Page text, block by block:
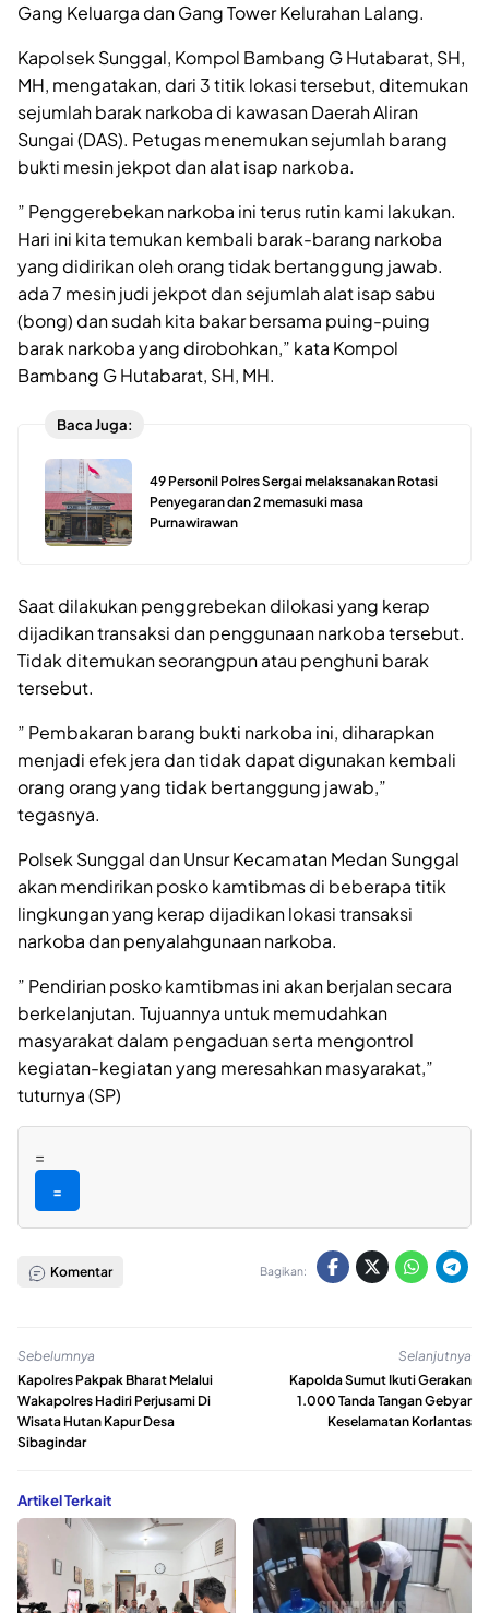
Gang Keluarga dan Gang Tower Kelurahan Lalang.
Kapolsek Sunggal, Kompol Bambang G Hutabarat, SH,
MH, mengatakan, dari 3 titik lokasi tersebut, ditemukan
sejumlah barak narkoba di kawasan Daerah Aliran
Sungai (DAS). Petugas menemukan sejumlah barang
bukti mesin jekpot dan alat isap narkoba.
” Penggerebekan narkoba ini terus rutin kami lakukan.
Hari ini kita temukan kembali barak-barang narkoba
yang didirikan oleh orang tidak bertanggung jawab.
ada 7 mesin judi jekpot dan sejumlah alat isap sabu
(bong) dan sudah kita bakar bersama puing-puing
barak narkoba yang dirobohkan,” kata Kompol
Bambang G Hutabarat, SH, MH.
Baca Juga:
49 Personil Polres Sergai melaksanakan Rotasi
Penyegaran dan 2 memasuki masa
Purnawirawan
Saat dilakukan penggrebekan dilokasi yang kerap
dijadikan transaksi dan penggunaan narkoba tersebut.
Tidak ditemukan seorangpun atau penghuni barak
tersebut.
” Pembakaran barang bukti narkoba ini, diharapkan
menjadi efek jera dan tidak dapat digunakan kembali
orang orang yang tidak bertanggung jawab,”
tegasnya.
Polsek Sunggal dan Unsur Kecamatan Medan Sunggal
akan mendirikan posko kamtibmas di beberapa titik
lingkungan yang kerap dijadikan lokasi transaksi
narkoba dan penyalahgunaan narkoba.
” Pendirian posko kamtibmas ini akan berjalan secara
berkelanjutan. Tujuannya untuk memudahkan
masyarakat dalam pengaduan serta mengontrol
kegiatan-kegiatan yang meresahkan masyarakat,”
tuturnya (SP)
=
=
Komentar Bagikan:
Sebelumnya
Kapolres Pakpak Bharat Melalui
Wakapolres Hadiri Perjusami Di
Wisata Hutan Kapur Desa
Sibagindar
Selanjutnya
Kapolda Sumut Ikuti Gerakan
1.000 Tanda Tangan Gebyar
Keselamatan Korlantas
Artikel Terkait